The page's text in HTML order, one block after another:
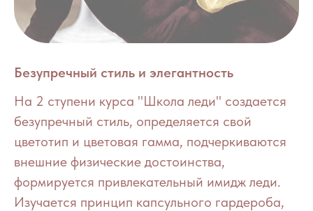
Безупречный стиль и элегантность
На 2 ступени курса "Школа леди" создается
безупречный стиль, определяется свой
цветотип и цветовая гамма, подчеркиваются
внешние физические достоинства,
формируется привлекательный имидж леди.
Изучается принцип капсульного гардероба,